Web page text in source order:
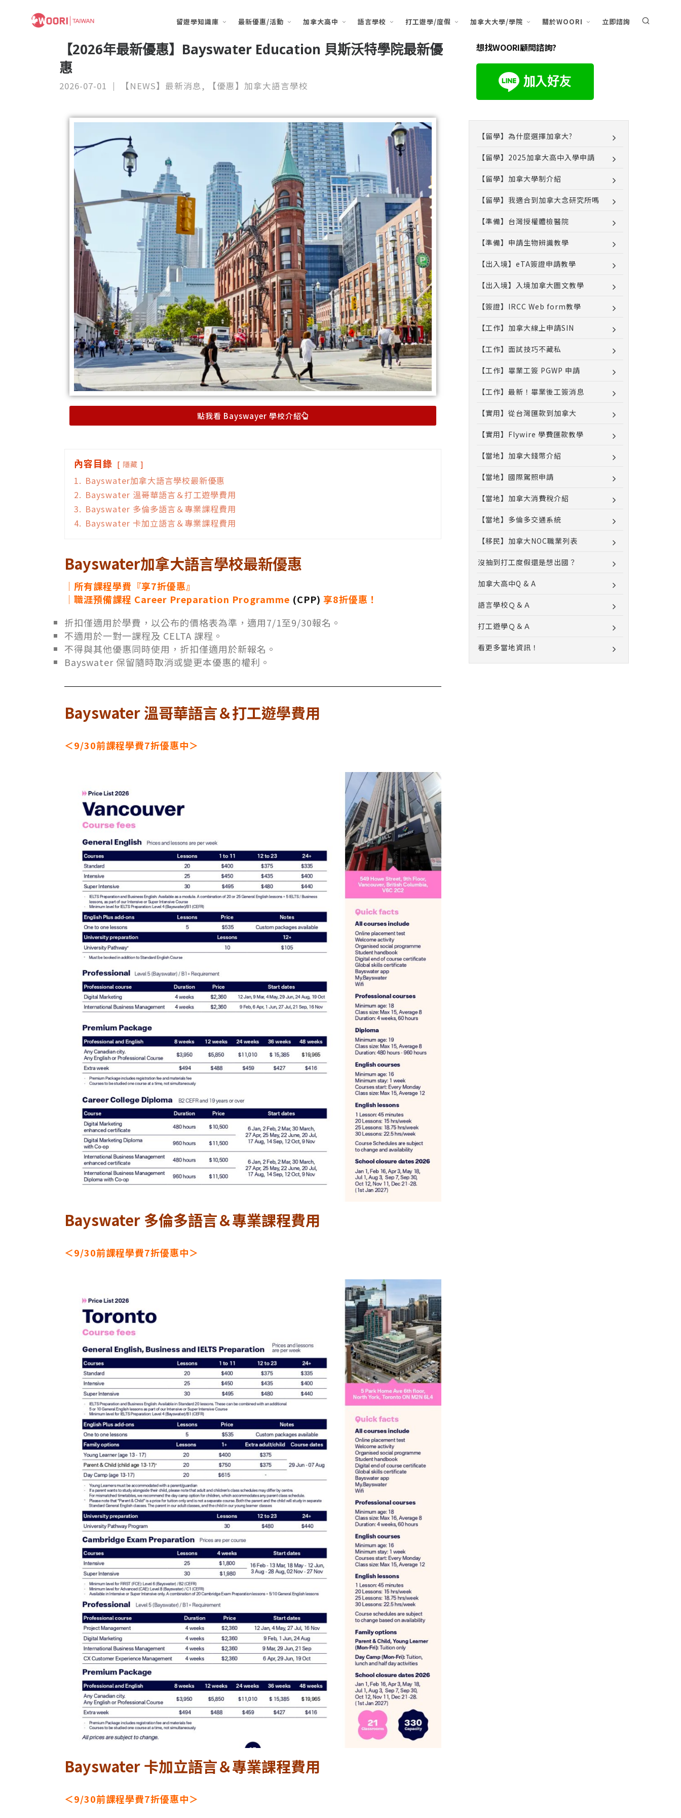
留遊學知識庫 最新優惠/活動 加拿大高中 語言學校 打工遊學/度假 加拿大大學/學院 關於WOORI 立即諮詢
【2026年最新優惠】Bayswater Education 貝斯沃特學院最新優
惠
2026-07-01 【NEWS】最新消息, 【優惠】加拿大語言學校
點我看 Bayswayer 學校介紹
內容目錄 隱藏
1. Bayswater加拿大語言學校最新優惠
2. Bayswater 溫哥華語言＆打工遊學費用
3. Bayswater 多倫多語言＆專業課程費用
4. Bayswater 卡加立語言＆專業課程費用
Bayswater加拿大語言學校最新優惠
｜所有課程學費『享7折優惠』
｜職涯預備課程 Career Preparation Programme (CPP) 享8折優惠！
折扣僅適用於學費，以公布的價格表為準，適用7/1至9/30報名。
不適用於一對一課程及 CELTA 課程。
不得與其他優惠同時使用，折扣僅適用於新報名。
Bayswater 保留隨時取消或變更本優惠的權利。
Bayswater 溫哥華語言＆打工遊學費用
＜9/30前課程學費7折優惠中＞
Bayswater 多倫多語言＆專業課程費用
＜9/30前課程學費7折優惠中＞
Bayswater 卡加立語言＆專業課程費用
＜9/30前課程學費7折優惠中＞
想找WOORI顧問諮詢?
【留學】為什麼選擇加拿大?
【留學】2025加拿大高中入學申請
【留學】加拿大學制介紹
【留學】我適合到加拿大念研究所嗎
【準備】台灣授權體檢醫院
【準備】申請生物辨識教學
【出入境】eTA簽證申請教學
【出入境】入境加拿大圖文教學
【簽證】IRCC Web form教學
【工作】加拿大線上申請SIN
【工作】面試技巧不藏私
【工作】畢業工簽 PGWP 申請
【工作】最新！畢業後工簽消息
【實用】從台灣匯款到加拿大
【實用】Flywire 學費匯款教學
【當地】加拿大錢幣介紹
【當地】國際駕照申請
【當地】加拿大消費稅介紹
【當地】多倫多交通系統
【移民】加拿大NOC職業列表
沒抽到打工度假還是想出國？
加拿大高中Q & A
語言學校Ｑ＆Ａ
打工遊學Ｑ＆Ａ
看更多當地資訊！